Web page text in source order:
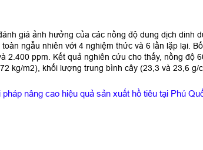
giá ảnh hưởng của các nồng độ dung dịch dinh
ngẫu nhiên với 4 nghiệm thức và 6 lần lặp lại.
2.400 ppm. Kết quả nghiên cứu cho thấy, nồng độ
kg/m2), khối lượng trung bình cây (23,3 và 23,6 g/
nâng cao hiệu quả sản xuất hồ tiêu tại Phú